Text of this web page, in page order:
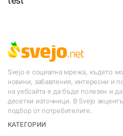
Svejo е социална мрежа, където
новини, забавления, интересни и
на уебсайта е да бъде полезен и
десетки източници. В Svejo
подбор от потребителите.
КАТЕГОРИИ